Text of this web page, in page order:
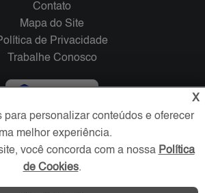
Contato
Mapa do Site
de Privacidade
Trabalhe Conosco
Verificada por
Redes Sociais
X
para personalizar conteúdos e oferecer
melhor experiência.
você concorda com a nossa Política
de Cookies.